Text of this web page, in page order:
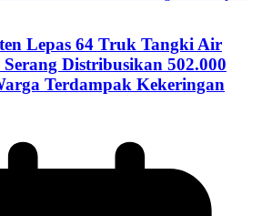
Lepas 64 Truk Tangki Air
Serang Distribusikan 502.000
Terdampak Kekeringan